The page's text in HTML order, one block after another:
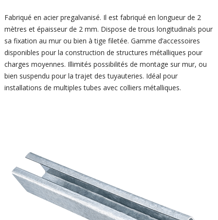
Fabriqué en acier pregalvanisé. Il est fabriqué en longueur de 2
mètres et épaisseur de 2 mm. Dispose de trous longitudinals pour
sa fixation au mur ou bien à tige filetée. Gamme d’accessoires
disponibles pour la construction de structures métalliques pour
charges moyennes. Illimités possibilités de montage sur mur, ou
bien suspendu pour la trajet des tuyauteries. Idéal pour
installations de multiples tubes avec colliers métalliques.